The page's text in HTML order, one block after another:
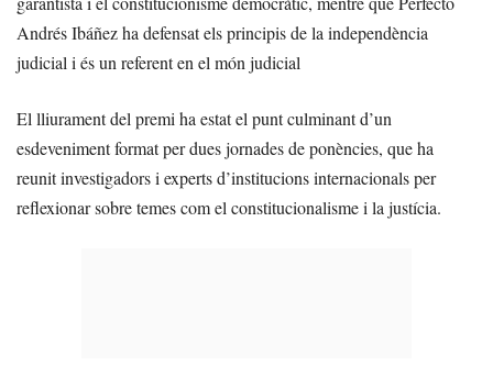
Andrés Ibáñez ha defensat els principis de la independència
judicial i és un referent en el món judicial
El lliurament del premi ha estat el punt culminant d’un
esdeveniment format per dues jornades de ponències, que ha
reunit investigadors i experts d’institucions internacionals per
reflexionar sobre temes com el constitucionalisme i la justícia.